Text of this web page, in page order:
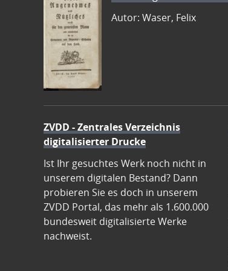
Autor: Waser, Felix
ZVDD - Zentrales Verzeichnis
digitalisierter Drucke
Ist Ihr gesuchtes Werk noch nicht in
unserem digitalen Bestand? Dann
probieren Sie es doch in unserem
ZVDD Portal, das mehr als 1.600.000
bundesweit digitalisierte Werke
nachweist.